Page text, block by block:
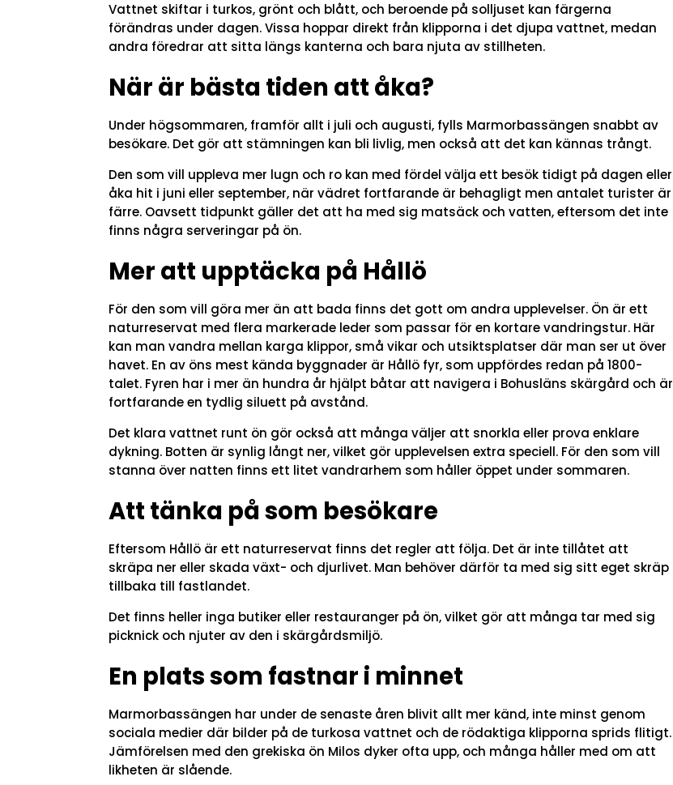
Vattnet skiftar i turkos, grönt och blått, och beroende på solljuset kan färgerna
förändras under dagen. Vissa hoppar direkt från klipporna i det djupa vattnet, medan
andra föredrar att sitta längs kanterna och bara njuta av stillheten.
När är bästa tiden att åka?
Under högsommaren, framför allt i juli och augusti, fylls Marmorbassängen snabbt av
besökare. Det gör att stämningen kan bli livlig, men också att det kan kännas trångt.
Den som vill uppleva mer lugn och ro kan med fördel välja ett besök tidigt på dagen eller
åka hit i juni eller september, när vädret fortfarande är behagligt men antalet turister är
färre. Oavsett tidpunkt gäller det att ha med sig matsäck och vatten, eftersom det inte
finns några serveringar på ön.
Mer att upptäcka på Hållö
För den som vill göra mer än att bada finns det gott om andra upplevelser. Ön är ett
naturreservat med flera markerade leder som passar för en kortare vandringstur. Här
kan man vandra mellan karga klippor, små vikar och utsiktsplatser där man ser ut över
havet. En av öns mest kända byggnader är Hållö fyr, som uppfördes redan på 1800-
talet. Fyren har i mer än hundra år hjälpt båtar att navigera i Bohusläns skärgård och är
fortfarande en tydlig siluett på avstånd.
Det klara vattnet runt ön gör också att många väljer att snorkla eller prova enklare
dykning. Botten är synlig långt ner, vilket gör upplevelsen extra speciell. För den som vill
stanna över natten finns ett litet vandrarhem som håller öppet under sommaren.
Att tänka på som besökare
Eftersom Hållö är ett naturreservat finns det regler att följa. Det är inte tillåtet att
skräpa ner eller skada växt- och djurlivet. Man behöver därför ta med sig sitt eget skräp
tillbaka till fastlandet.
Det finns heller inga butiker eller restauranger på ön, vilket gör att många tar med sig
picknick och njuter av den i skärgårdsmiljö.
En plats som fastnar i minnet
Marmorbassängen har under de senaste åren blivit allt mer känd, inte minst genom
sociala medier där bilder på de turkosa vattnet och de rödaktiga klipporna sprids flitigt.
Jämförelsen med den grekiska ön Milos dyker ofta upp, och många håller med om att
likheten är slående.